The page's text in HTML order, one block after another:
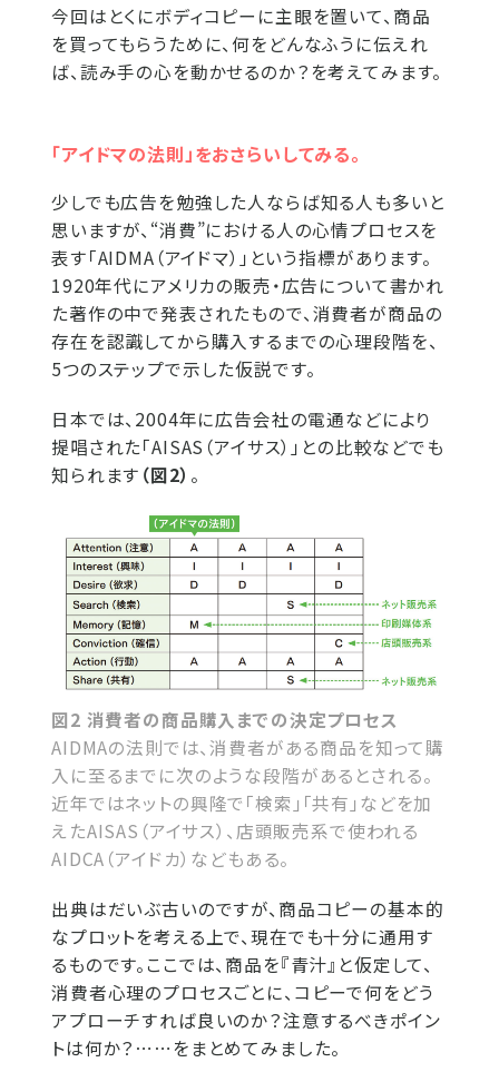
今回はとくにボディコピーに主眼を置いて、商品
を買ってもらうために、何をどんなふうに伝えれ
ば、読み手の心を動かせるのか？を考えてみます。
「アイドマの法則」をおさらいしてみる。
少しでも広告を勉強した人ならば知る人も多いと
思いますが、“消費”における人の心情プロセスを
表す「AIDMA（アイドマ）」という指標があります。
1920年代にアメリカの販売・広告について書かれ
た著作の中で発表されたもので、消費者が商品の
存在を認識してから購入するまでの心理段階を、
5つのステップで示した仮説です。
日本では、2004年に広告会社の電通などにより
提唱された「AISAS（アイサス）」との比較などでも
知られます （図2） 。
図2 消費者の商品購入までの決定プロセス
AIDMAの法則では、消費者がある商品を知って購
入に至るまでに次のような段階があるとされる。
近年ではネットの興隆で「検索」「共有」などを加
えたAISAS（アイサス）、店頭販売系で使われる
AIDCA（アイドカ）などもある。
出典はだいぶ古いのですが、商品コピーの基本的
なプロットを考える上で、現在でも十分に通用す
るものです。ここでは、商品を『青汁』と仮定して、
消費者心理のプロセスごとに、コピーで何をどう
アプローチすれば良いのか？注意するべきポイン
トは何か？⋯⋯をまとめてみました。